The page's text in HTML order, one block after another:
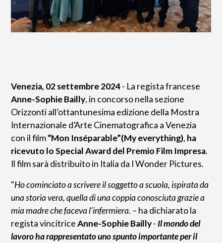
Venezia, 02 settembre 2024- La regista francese
Anne-Sophie Bailly, in concorso nella sezione
Orizzonti all’ottantunesima edizione della Mostra
Internazionale d’Arte Cinematografica a Venezia
con il film“Mon Inséparable”(My everything), ha
ricevuto lo Special Award del Premio Film Impresa.
Il film sarà distribuito in Italia da I Wonder Pictures.
"Ho cominciato a scrivere il soggetto a scuola, ispirata da
una storia vera, quella di una coppia conosciuta grazie a
mia madre che faceva l'infermiera. – ha dichiarato la
regista vincitriceAnne-Sophie Bailly- Il mondo del
lavoro ha rappresentato uno spunto importante per il